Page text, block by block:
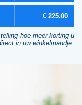
€ 225.00
hoe meer korting u
in uw winkelmandje.